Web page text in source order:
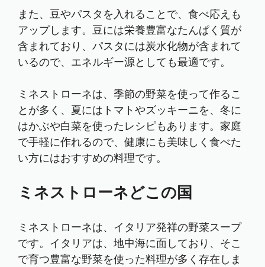
また、豆やパスタを入れることで、食べ応えも
アップします。豆には栄養豊富なたんぱく質が
含まれており、パスタには炭水化物が含まれて
いるので、エネルギー源としても最適です。
ミネストローネは、季節の野菜を使って作るこ
とが多く、夏にはトマトやズッキーニを、冬に
はかぶや白菜を使ったレシピもあります。家庭
で手軽に作れるので、健康にも美味しく食べた
い方にはおすすめの料理です。
ミネストローネどこの国
ミネストローネは、イタリア発祥の野菜スープ
です。イタリアは、地中海に面しており、そこ
で育つ豊富な野菜を使った料理が多く存在しま